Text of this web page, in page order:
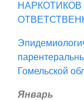
Гомельской
Январь